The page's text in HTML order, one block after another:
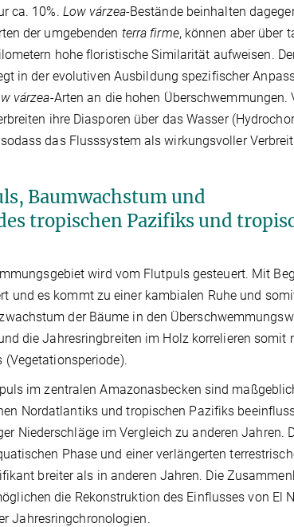
ca. 10%. Low várzea-Bestände beinhalten
der umgebenden terra firme, können aber über
hohe floristische Similarität aufweisen.
in der evolutiven Ausbildung spezifischer
várzea-Arten an die hohen Überschwemmungen.
ihre Diasporen über das Wasser
das Flusssystem als wirkungsvoller
Baumwachstum und
tropischen Pazifiks und
wird vom Flutpuls gesteuert. Mit
und es kommt zu einer kambialen Ruhe und
der Bäume in den
die Jahresringbreiten im Holz korrelieren somit
(Vegetationsperiode).
im zentralen Amazonasbecken sind
Nordatlantiks und tropischen Pazifiks
Niederschläge im Vergleich zu anderen Jahren.
Phase und einer verlängerten
breiter als in anderen Jahren. Die
die Rekonstruktion des Einflusses von El
Jahresringchronologien.